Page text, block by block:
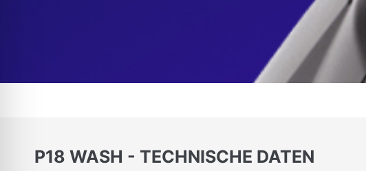
P18 WASH - TECHNISCHE DATEN